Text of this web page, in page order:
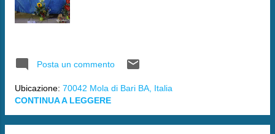
Posta un commento
Ubicazione: 70042 Mola di Bari BA, Italia
CONTINUA A LEGGERE